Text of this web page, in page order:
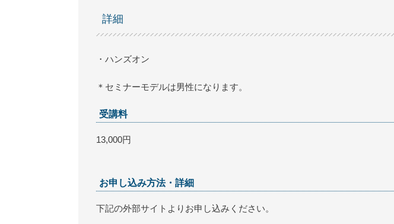
詳細
・ハンズオン
＊セミナーモデルは男性になります。
受講料
13,000円
お申し込み方法・詳細
下記の外部サイトよりお申し込みください。